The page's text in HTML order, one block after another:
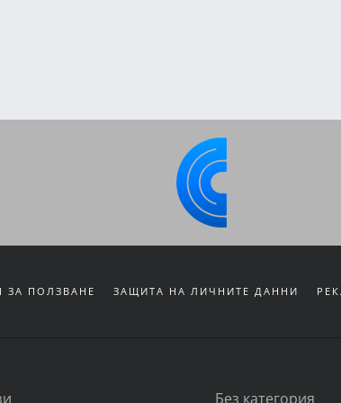
ЗА ПОЛЗВАНЕ ЗАЩИТА НА ЛИЧНИТЕ ДАННИ
Без категория